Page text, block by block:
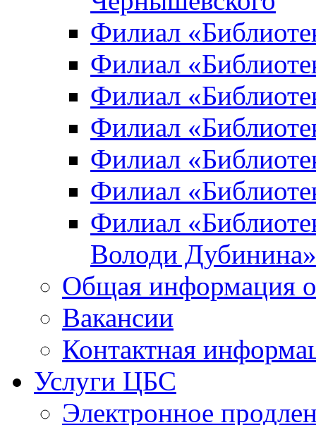
Филиал
Филиал
Филиал
Филиал
Филиал
Филиал
Филиал
Володи Дубинина»
Общая информация
Вакансии
Контактная
Услуги ЦБС
Электронное